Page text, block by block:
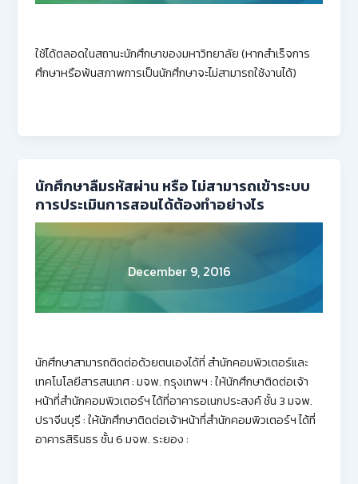
ใช้ได้ตลอดในสถานะนักศึกษาของมหาวิทยาลัย (หากสำเร็จการ
ศึกษาหรือพ้นสภาพการเป็นนักศึกษาจะไม่สามารถใช้งานได้)
นักศึกษาลืมรหัสผ่าน หรือ ไม่สามารถเข้าระบบ
การประเมินการสอนได้ต้องทำอย่างไร
December 9, 2016
นักศึกษาสามารถติดต่อด้วยตนเองได้ที่ สำนักคอมพิวเตอร์และ
เทคโนโลยีสารสนเทศ : มจพ. กรุงเทพฯ : ให้นักศึกษาติดต่อเจ้า
หน้าที่สำนักคอมพิวเตอร์ฯ ได้ที่อาคารอเนกประสงค์ ชั้น 3 มจพ.
ปราจีนบุรี : ให้นักศึกษาติดต่อเจ้าหน้าที่สำนักคอมพิวเตอร์ฯ ได้ที่
อาคารสิรินธร ชั้น 6 มจพ. ระยอง :